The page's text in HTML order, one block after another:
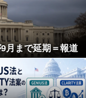
月まで延期＝報道